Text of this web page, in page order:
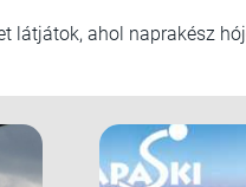
látjátok, ahol naprakész